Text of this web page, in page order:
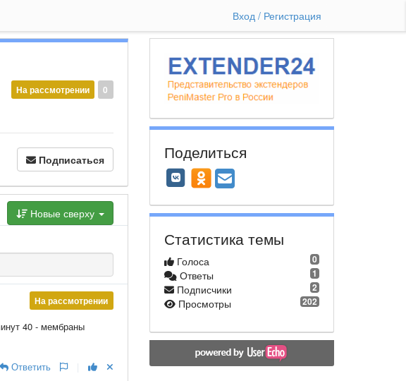
Вход / Регистрация
0
На рассмотрении
Подписаться
Новые сверху
На рассмотрении
40 - мембраны
Ответить
Поделиться
Статистика темы
0
Голоса
1
Ответы
2
Подписчики
202
Просмотры